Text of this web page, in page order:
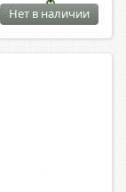
Нет в наличии